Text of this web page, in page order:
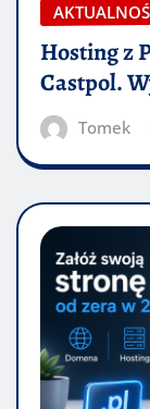
Hosting z
Castpol.
Tomek